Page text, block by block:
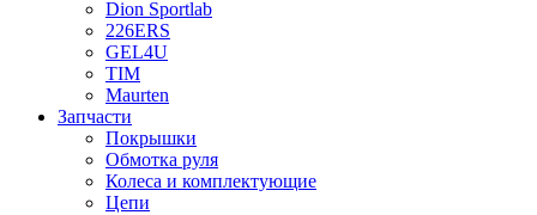
Dion Sportlab
226ERS
GEL4U
TIM
Maurten
Запчасти
Покрышки
Обмотка руля
Колеса и комплектующие
Цепи